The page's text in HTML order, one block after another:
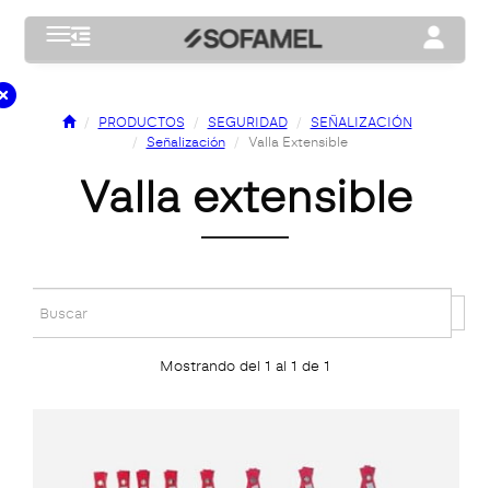
Toggle navigation Toggle
PRODUCTOS SEGURIDAD
SEÑALIZACIÓN
Señalización
Valla Extensible
valla extensible
Mostrando del 1 al 1 de 1